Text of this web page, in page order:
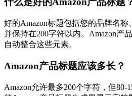
好的Amazon标题包括您的品牌名称
并保持在200字符以内。Amazon产
自动整合这些元素。
Amazon产品标题应该多长？
Amazon允许最多200个字符，但80-